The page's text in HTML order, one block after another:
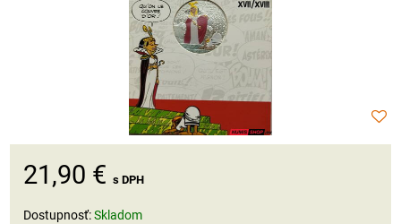
21,90 € s DPH
Dostupnosť:Skladom